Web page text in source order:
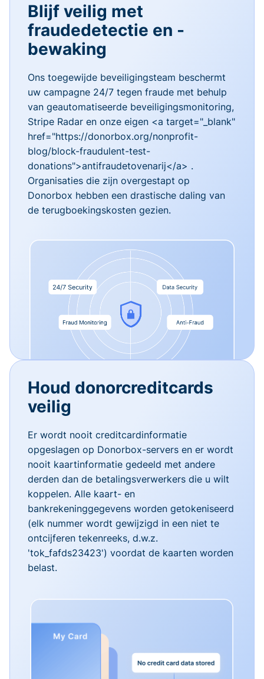
Blijf veilig met
fraudedetectie en -
bewaking
Ons toegewijde beveiligingsteam beschermt
uw campagne 24/7 tegen fraude met behulp
van geautomatiseerde beveiligingsmonitoring,
Stripe Radar en onze eigen <a target="_blank"
href="https://donorbox.org/nonprofit-
blog/block-fraudulent-test-
donations">antifraudetovenarij</a> .
Organisaties die zijn overgestapt op
Donorbox hebben een drastische daling van
de terugboekingskosten gezien.
Houd donorcreditcards
veilig
Er wordt nooit creditcardinformatie
opgeslagen op Donorbox-servers en er wordt
nooit kaartinformatie gedeeld met andere
derden dan de betalingsverwerkers die u wilt
koppelen. Alle kaart- en
bankrekeninggegevens worden getokeniseerd
(elk nummer wordt gewijzigd in een niet te
ontcijferen tekenreeks, d.w.z.
'tok_fafds23423') voordat de kaarten worden
belast.